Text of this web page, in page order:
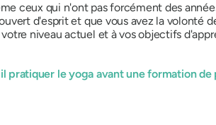
ceux qui n'ont pas forcément des
d'esprit et que vous avez la volonté
niveau actuel et à vos objectifs
pratiquer le yoga avant une formation de